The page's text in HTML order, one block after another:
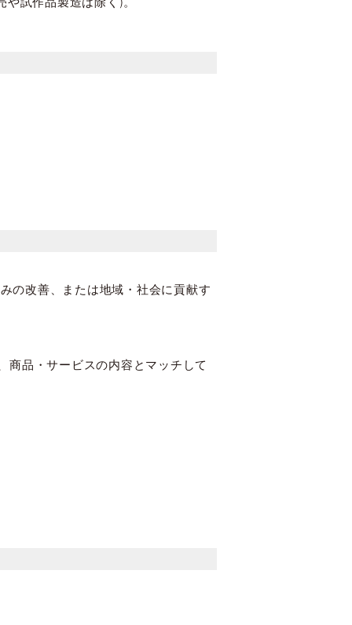
の改善、または地域・社会に貢献す
商品・サービスの内容とマッチして